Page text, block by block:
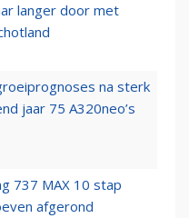
langer door met
na sterk
jaar 75 A320neo’s
737 MAX 10 stap
afgerond